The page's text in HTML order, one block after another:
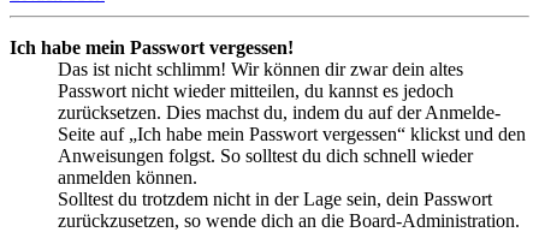
Ich habe mein Passwort vergessen!
Das ist nicht schlimm! Wir können dir zwar dein altes
Passwort nicht wieder mitteilen, du kannst es jedoch
zurücksetzen. Dies machst du, indem du auf der Anmelde-
Seite auf „Ich habe mein Passwort vergessen“ klickst und den
Anweisungen folgst. So solltest du dich schnell wieder
anmelden können.
Solltest du trotzdem nicht in der Lage sein, dein Passwort
zurückzusetzen, so wende dich an die Board-Administration.